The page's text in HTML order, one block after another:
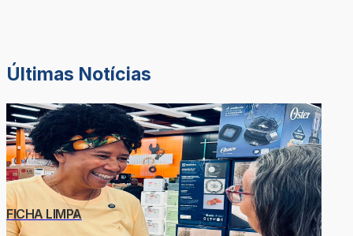
Últimas Notícias
FICHA LIMPA